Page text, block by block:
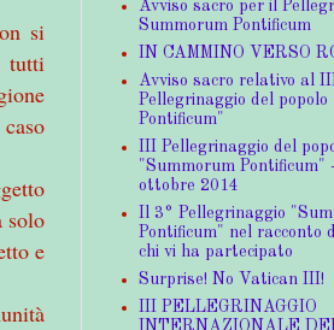
si
tutti
solo
e
Avviso sacro per il
Summorum Pontificum
IN CAMMINO VERSO
Avviso sacro relativo al III
Pellegrinaggio del
Pontificum"
III Pellegrinaggio del
"Summorum Pontificum"
ottobre 2014
Il 3° Pellegrinaggio
Pontificum" nel racconto
chi vi ha partecipato
Surprise! No Vatican III!
III PELLEGRINAGGIO
INTERNAZIONALE